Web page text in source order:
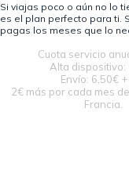
Si viajas poco o aún no lo
es el plan perfecto para ti.
pagas los meses que lo
Cuota servicio
Alta dispositivo:
Envío: 6,50€ +
2€ más por cada mes
Francia.